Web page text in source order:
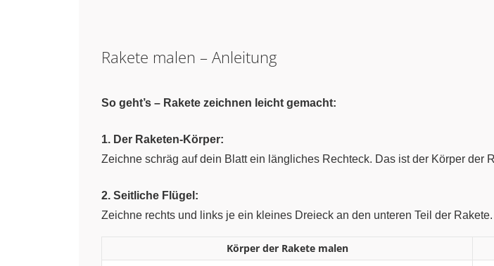
Rakete malen – Anleitung
So geht’s – Rakete zeichnen leicht gemacht:
1. Der Raketen-Körper:
Zeichne schräg auf dein Blatt ein längliches Rechteck. Das ist der Körper der
2. Seitliche Flügel:
Zeichne rechts und links je ein kleines Dreieck an den unteren Teil der
Körper der Rakete malen